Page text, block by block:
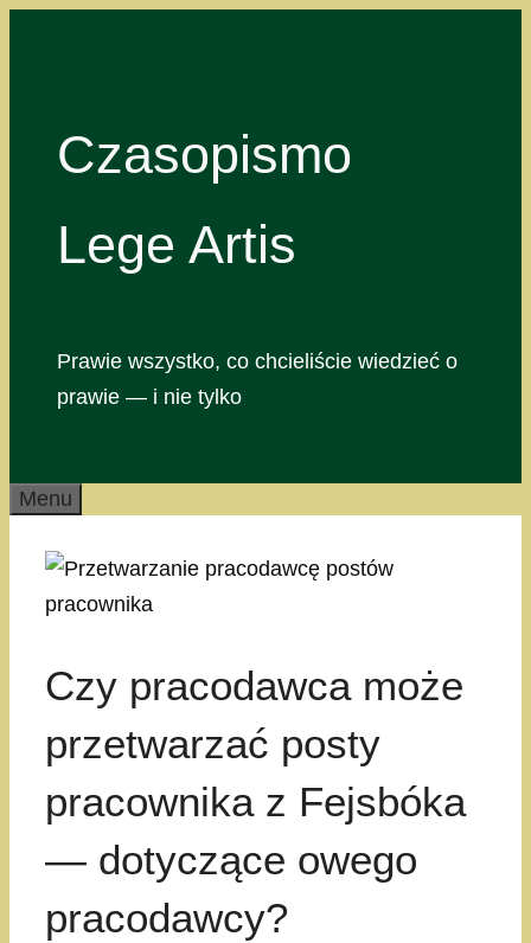
Czasopismo
Lege Artis
Prawie wszystko, co chcieliście wiedzieć o
prawie — i nie tylko
Menu
Czy pracodawca może
przetwarzać posty
pracownika z Fejsbóka
— dotyczące owego
pracodawcy?